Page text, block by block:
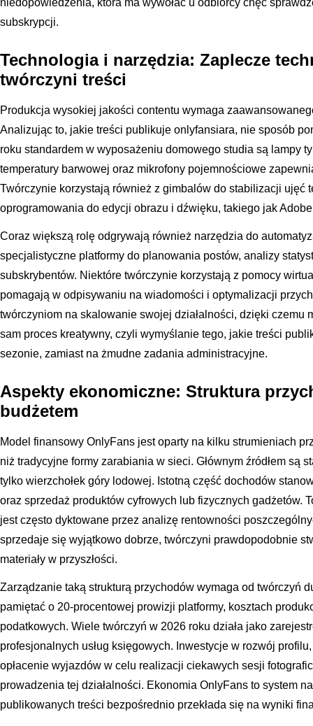
niedopowiedzenia, która ma wywołać u odbiorcy chęć
subskrypcji.
Technologia i narzędzia: Zaplecze
twórczyni treści
Produkcja wysokiej jakości contentu wymaga
Analizując to, jakie treści publikuje onlyfansiara, nie sposób
roku standardem w wyposażeniu domowego studia są lampy
temperatury barwowej oraz mikrofony pojemnościowe
Twórczynie korzystają również z gimbalów do stabilizacji ujęć
oprogramowania do edycji obrazu i dźwięku, takiego jak
Coraz większą rolę odgrywają również narzędzia do
specjalistyczne platformy do planowania postów, analizy
subskrybentów. Niektóre twórczynie korzystają z pomocy
pomagają w odpisywaniu na wiadomości i optymalizacji
twórczyniom na skalowanie swojej działalności, dzięki czemu
sam proces kreatywny, czyli wymyślanie tego, jakie treści
sezonie, zamiast na żmudne zadania administracyjne.
Aspekty ekonomiczne: Struktura
budżetem
Model finansowy OnlyFans jest oparty na kilku strumieniach
niż tradycyjne formy zarabiania w sieci. Głównym źródłem są
tylko wierzchołek góry lodowej. Istotną część dochodów
oraz sprzedaż produktów cyfrowych lub fizycznych gadżetów.
jest często dyktowane przez analizę rentowności
sprzedaje się wyjątkowo dobrze, twórczyni prawdopodobnie
materiały w przyszłości.
Zarządzanie taką strukturą przychodów wymaga od twórczyń
pamiętać o 20-procentowej prowizji platformy, kosztach
podatkowych. Wiele twórczyń w 2026 roku działa jako
profesjonalnych usług księgowych. Inwestycje w rozwój
opłacenie wyjazdów w celu realizacji ciekawych sesji
prowadzenia tej działalności. Ekonomia OnlyFans to system
publikowanych treści bezpośrednio przekłada się na wyniki